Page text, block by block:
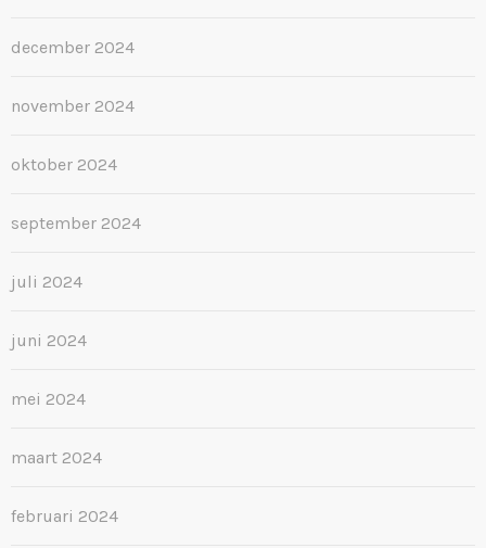
december 2024
november 2024
oktober 2024
september 2024
juli 2024
juni 2024
mei 2024
maart 2024
februari 2024